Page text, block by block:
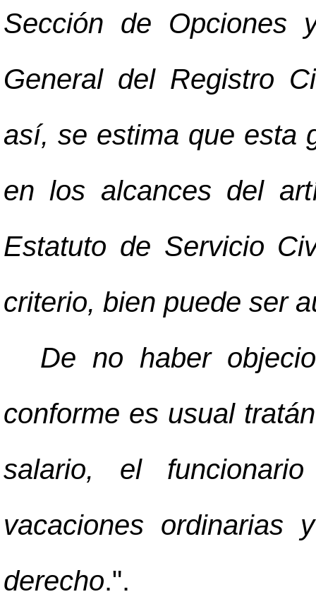
Sección de Opciones
General del Registro
así, se estima que esta
en los alcances del
Estatuto de Servicio
criterio, bien puede ser
De no haber
conforme es usual
salario, el
vacaciones ordinarias
derecho.".